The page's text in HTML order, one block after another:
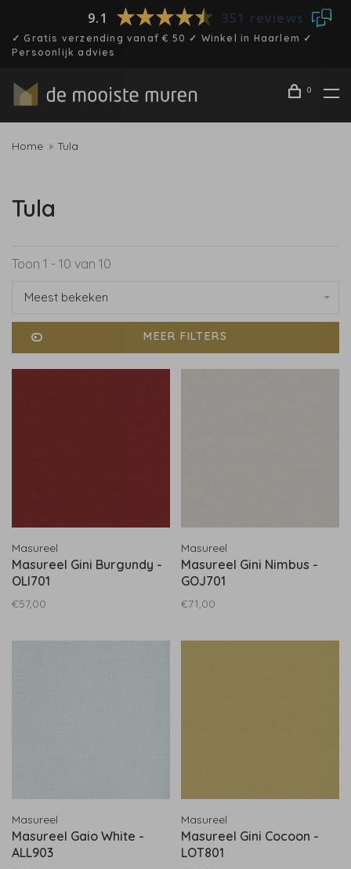
9.1 351 reviews
✓ Gratis verzending vanaf € 50 ✓ Winkel in Haarlem ✓
Persoonlijk advies
0
Home Tula
Tula
Toon 1 - 10 van 10
Meest bekeken
MEER FILTERS
Masureel
Masureel Gini Burgundy -
OLI701
€57,00
Masureel
Masureel Gini Nimbus -
GOJ701
€71,00
Masureel
Masureel Gaio White -
ALL903
Masureel
Masureel Gini Cocoon -
LOT801